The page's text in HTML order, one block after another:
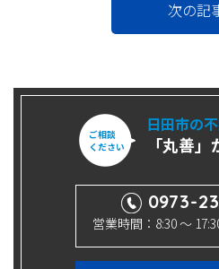
次の記
ご相談
ください
日田市の
「丸善
0973-
営業時間：8:30 ～